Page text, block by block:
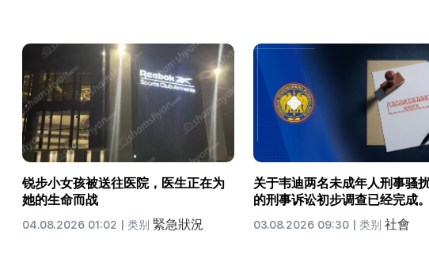
锐步小女孩被送往医院，医生正在为
她的生命而战
04.08.2026 01:02 | 类别 緊急狀況
关于韦迪两名未成年人刑事骚
的刑事诉讼初步调查已经完成。
03.08.2026 09:30 | 类别 社會